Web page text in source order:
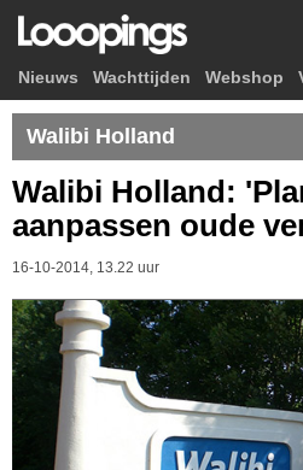
Nieuws Wachttijden Webshop
Walibi Holland
Walibi Holland:
aanpassen oude
16-10-2014, 13.22 uur